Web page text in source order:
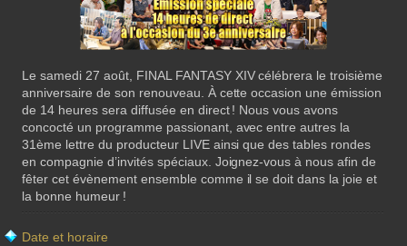
Le samedi 27 août, FINAL FANTASY XIV célébrera le troisième
anniversaire de son renouveau. À cette occasion une émission
de 14 heures sera diffusée en direct ! Nous vous avons
concocté un programme passionant, avec entre autres la
31ème lettre du producteur LIVE ainsi que des tables rondes
en compagnie d’invités spéciaux. Joignez-vous à nous afin de
fêter cet évènement ensemble comme il se doit dans la joie et
la bonne humeur !
Date et horaire